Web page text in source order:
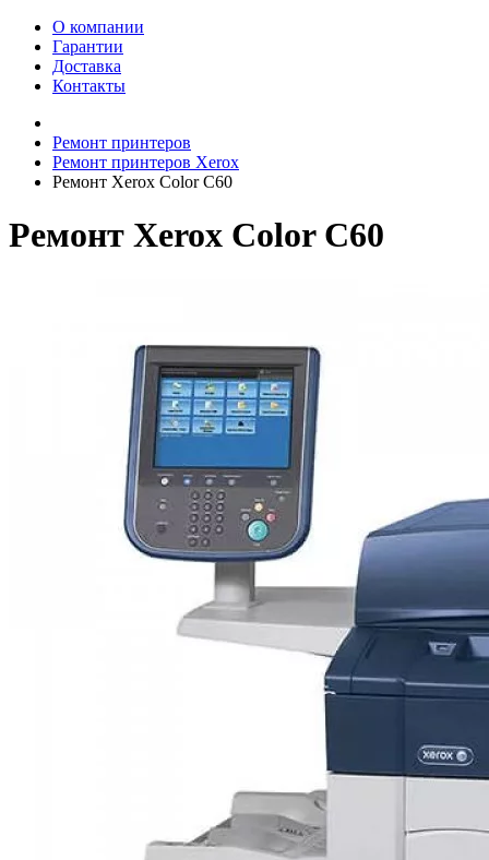
О компании
Гарантии
Доставка
Контакты
Ремонт принтеров
Ремонт принтеров Xerox
Ремонт Xerox Color C60
Ремонт Xerox Color C60